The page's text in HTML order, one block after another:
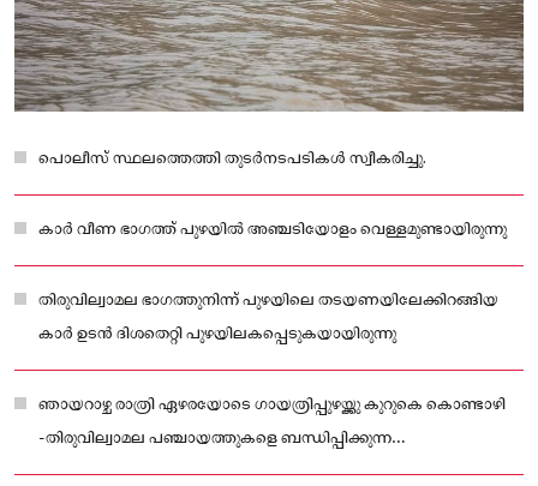
പൊലീസ് സ്ഥലത്തെത്തി തുടർനടപടികൾ സ്വീകരിച്ചു.
കാർ വീണ ഭാഗത്ത് പുഴയിൽ അഞ്ചടിയോളം വെള്ളമുണ്ടായിരുന്നു
തിരുവില്വാമല ഭാഗത്തുനിന്ന് പുഴയിലെ തടയണയിലേക്കിറങ്ങിയ
കാർ ഉടൻ ദിശതെറ്റി പുഴയിലകപ്പെടുകയായിരുന്നു
ഞായറാഴ്ച രാത്രി ഏഴരയോടെ ഗായത്രിപ്പുഴയ്ക്കു കുറുകെ കൊണ്ടാഴി
-തിരുവില്വാമല പഞ്ചായത്തുകളെ ബന്ധിപ്പിക്കുന്ന
എഴുന്നള്ളത്ത്ക്കടവ് തടയണയിലാണ് അപകടമുണ്ടായത്.